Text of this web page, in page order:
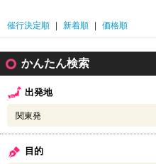
催行決定順
新着順 価格順
かんたん検索
出発地
目的